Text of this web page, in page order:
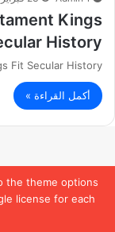
the theme options
license for each
Kings
History?
Fit Secular History?
أكمل القراءة »